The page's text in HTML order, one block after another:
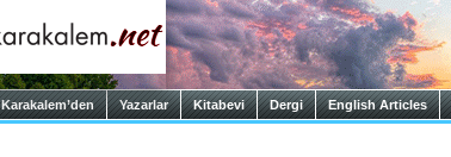
Karakalem’den Yazarlar Kitabevi Dergi English Articles